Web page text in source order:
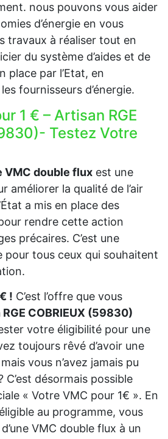
nous pouvons vous aider
d’énergie en vous
travaux à réaliser tout en
du système d’aides et de
place par l’Etat, en
fournisseurs d’énergie.
1 € – Artisan RGE
Testez Votre
VMC double flux est une
améliorer la qualité de l’air
a mis en place des
rendre cette action
précaires. C’est une
pour tous ceux qui souhaitent
! C’est l’offre que vous
COBRIEUX (59830)
votre éligibilité pour une
toujours rêvé d’avoir une
vous n’avez jamais pu
désormais possible
« Votre VMC pour 1€ ». En
au programme, vous
VMC double flux à un